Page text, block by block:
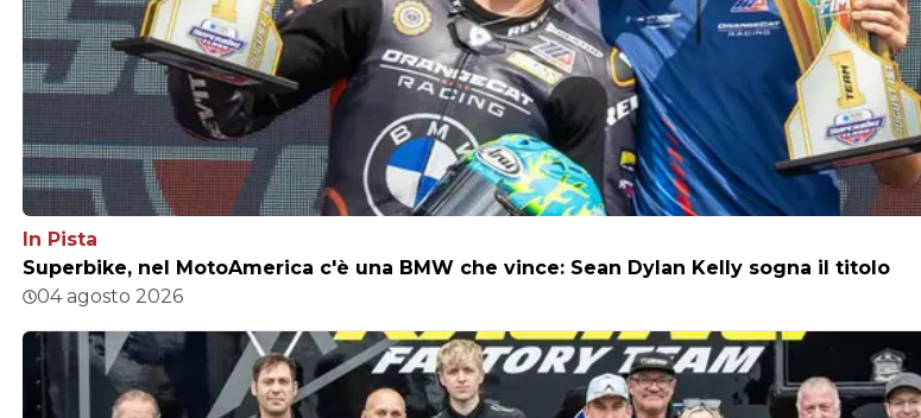
In Pista
Superbike, nel MotoAmerica c'è una BMW che vince: Sean Dylan Kelly sogna il titolo
04 agosto 2026